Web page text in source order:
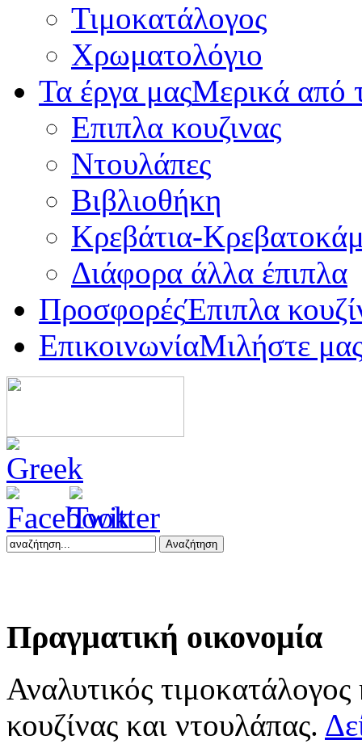
Τιμοκατάλογος
Χρωματολόγιο
Τα έργα μαςΜερικά από
Επιπλα κουζινας
Ντουλάπες
Βιβλιοθήκη
Κρεβάτια-
Διάφορα άλλα έπιπλα
ΠροσφορέςΈπιπλα
ΕπικοινωνίαΜιλήστε
Αναζήτηση
Πραγματική οικονομία
Αναλυτικός
κουζίνας και ντουλάπας.